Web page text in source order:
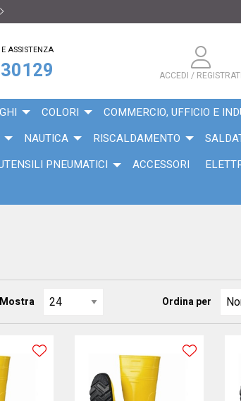
ASSISTENZA
ACCEDI / REGISTRATI
COLORI COMMERCIO, UFFICIO E
NAUTICA RISCALDAMENTO
PNEUMATICI ACCESSORI
Mostra Ordina per